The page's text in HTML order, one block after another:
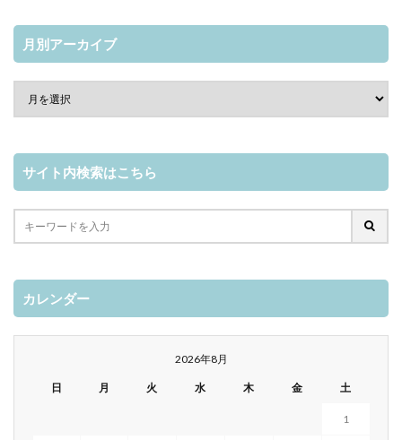
月別アーカイブ
サイト内検索はこちら
カレンダー
2026年8月
日 月 火 水 木 金 土
1